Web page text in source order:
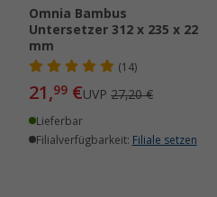
Omnia Bambus
Untersetzer 312 x 235 x 22
mm
(14)
21,99 €UVP 27,20 €
Lieferbar
Filialverfügbarkeit: Filiale setzen